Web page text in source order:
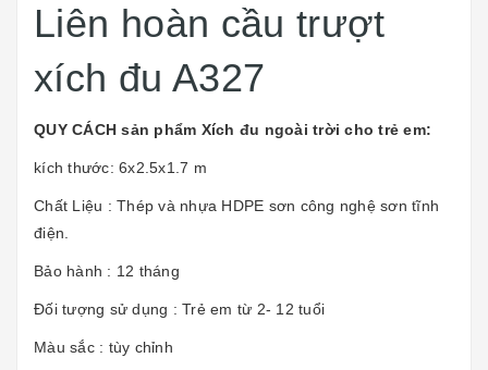
Liên hoàn cầu trượt
xích đu A327
QUY CÁCH sản phẩm Xích đu ngoài trời cho trẻ em:
kích thước: 6x2.5x1.7 m
Chất Liệu : Thép và nhựa HDPE sơn công nghệ sơn tĩnh
điện.
Bảo hành : 12 tháng
Đối tượng sử dụng : Trẻ em từ 2- 12 tuổi
Màu sắc : tùy chỉnh